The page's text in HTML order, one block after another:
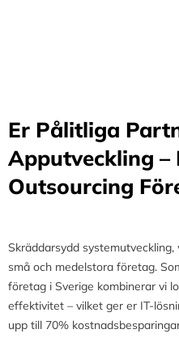
Er Pålitliga
Apputveckling –
Outsourcing
Skräddarsydd
små och medelstora företag.
företag i Sverige kombinerar vi
effektivitet – vilket ger er IT-
upp till 70%